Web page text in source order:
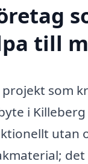
till
som
i
utan